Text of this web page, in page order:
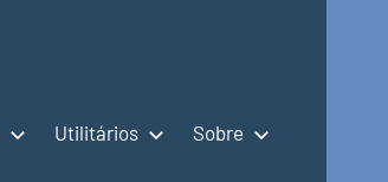
Utilitários Sobre